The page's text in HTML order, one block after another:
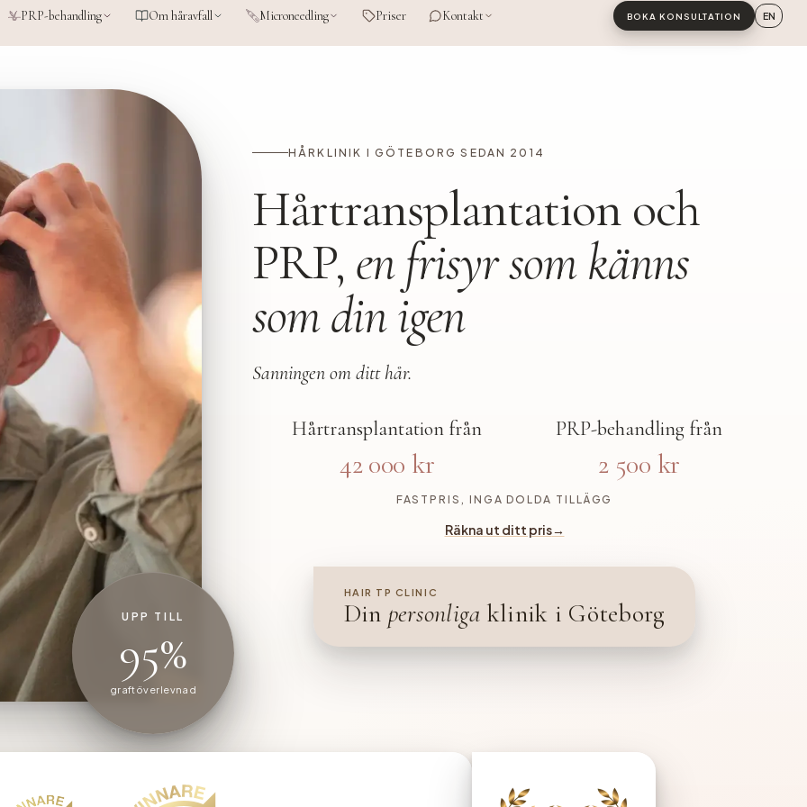
PRP-behandling Om håravfall Microneedling Priser Kontakt BOKA KONSULTATION EN
UPP TILL
95%
graftöverlevnad
HÅRKLINIK I GÖTEBORG SEDAN 2014
Hårtransplantation och
PRP, en frisyr som känns
som din igen
Sanningen om ditt hår.
Hårtransplantation från
42 000 kr
PRP-behandling från
2 500 kr
FASTPRIS, INGA DOLDA TILLÄGG
Räkna ut ditt pris→
HAIR TP CLINIC
Din personliga klinik i Göteborg